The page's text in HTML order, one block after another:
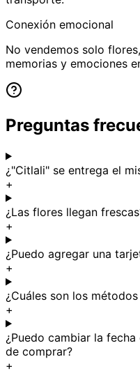
Conexión emocional
No vendemos solo
memorias y emociones
Preguntas
¿"Citlali" se entrega el
+
¿Las flores llegan
+
¿Puedo agregar una
+
¿Cuáles son los
+
¿Puedo cambiar la
de comprar?
+